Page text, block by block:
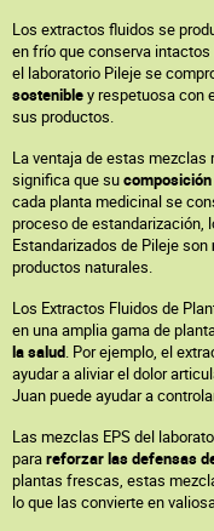
Los extractos fluidos se
en frío que conserva
el laboratorio Pileje se
sostenibley respetuosa con
sus productos.
La ventaja de estas mezclas
significa que su
cada planta medicinal se
proceso de estandarización,
Estandarizados de Pileje son
productos naturales.
Los Extractos Fluidos de
en una amplia gama de
la salud. Por ejemplo, el
ayudar a aliviar el dolor
Juan puede ayudar a
Las mezclas EPS del
parareforzar las defensas
plantas frescas, estas
lo que las convierte en